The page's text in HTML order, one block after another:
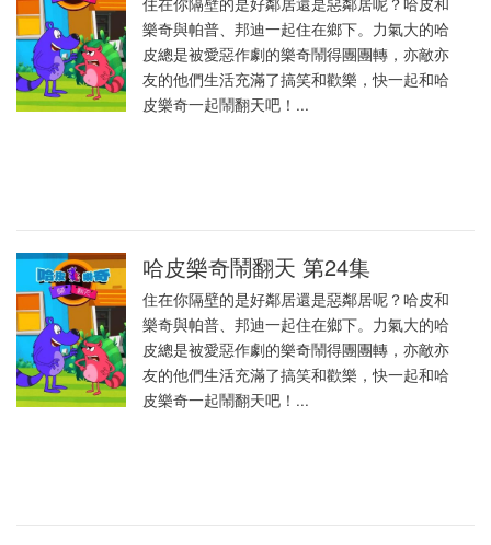
樂奇與帕普、邦迪一起住在鄉下。力氣大的哈
皮總是被愛惡作劇的樂奇鬧得團團轉，亦敵亦
友的他們生活充滿了搞笑和歡樂，快一起和哈
皮樂奇一起鬧翻天吧！...
哈皮樂奇鬧翻天 第24集
住在你隔壁的是好鄰居還是惡鄰居呢？哈皮和
樂奇與帕普、邦迪一起住在鄉下。力氣大的哈
皮總是被愛惡作劇的樂奇鬧得團團轉，亦敵亦
友的他們生活充滿了搞笑和歡樂，快一起和哈
皮樂奇一起鬧翻天吧！...